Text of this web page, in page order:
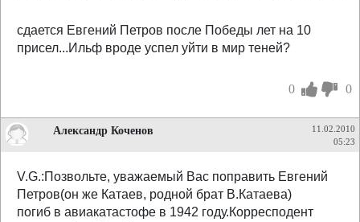
сдается Евгений Петров после Победы лет на 10
присел...Ильф вроде успел уйти в мир теней?
0 0
Александр Коченов
11.02.2010
05:23
V.G.:Позвольте, уважаемый Вас поправить Евгений
Петров(он же Катаев, родной брат В.Катаева)
погиб в авиакатастофе в 1942 году.Корресподент